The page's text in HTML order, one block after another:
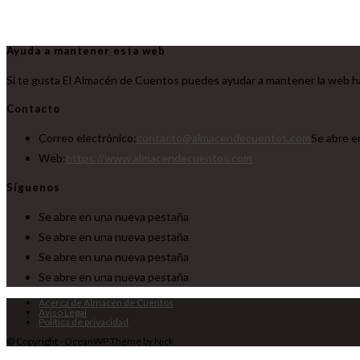
Ayuda a mantener esta web
Si te gusta El Almacén de Cuentos puedes ayudar a mantener la web
Contacto
Correo electrónico:
Se abre
Web:
Síguenos
Se abre en una nueva pestaña
Se abre en una nueva pestaña
Se abre en una nueva pestaña
Se abre en una nueva pestaña
Acerca de Almacén de Cuentos
Aviso Legal
Política de privacidad
© Copyright - OceanWP Theme by Nick